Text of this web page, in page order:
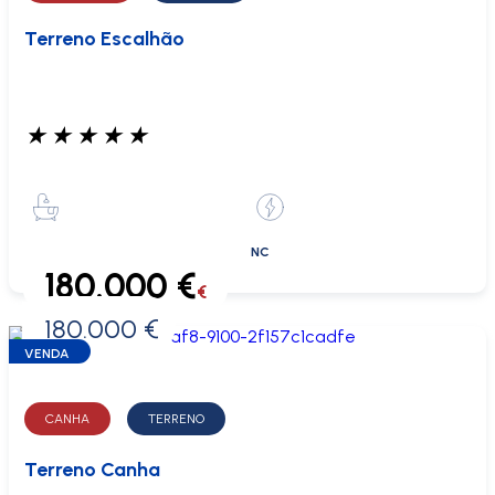
Terreno Escalhão
★ ★ ★ ★ ★
NC
0 €
180.000 €€
180.000 €
VENDA
CANHA TERRENO
Terreno Canha